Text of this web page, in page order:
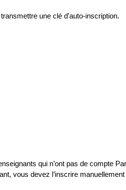
une clé d'auto-inscription.
qui n’ont pas de compte
vous devez l’inscrire